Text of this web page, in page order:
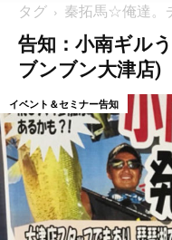
タグ 秦拓馬☆俺達。
告知：小南ギル
ブンブン大津店)
イベント＆セミナー告知